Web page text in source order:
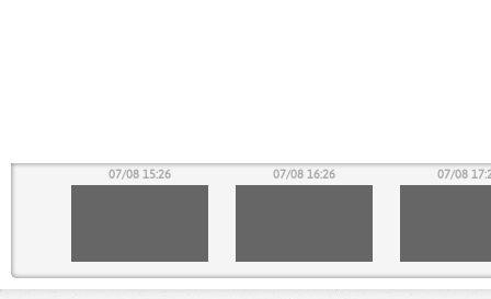
07/08 15:26 07/08 16:26 07/08